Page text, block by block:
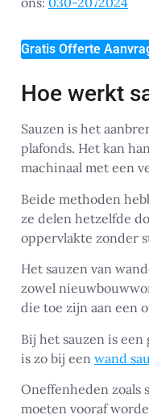
Gratis Offerte
Hoe werkt
Sauzen is het
plafonds. Het kan
machinaal met een
Beide methoden
ze delen hetzelfde
oppervlakte zonder
Het sauzen van
zowel
die toe zijn aan een
Bij het sauzen is
is zo bij een wand
Oneffenheden zoals
moeten vooraf